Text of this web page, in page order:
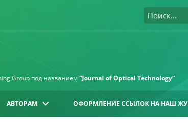
Group под названием “Journal of Optical Technology“
АВТОРАМ ОФОРМЛЕНИЕ ССЫЛОК НА НАШ